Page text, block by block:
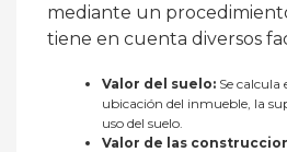
mediante un
tiene en cuenta diversos
Valor del suelo: Se calcula
ubicación del inmueble, la
uso del suelo.
Valor de las